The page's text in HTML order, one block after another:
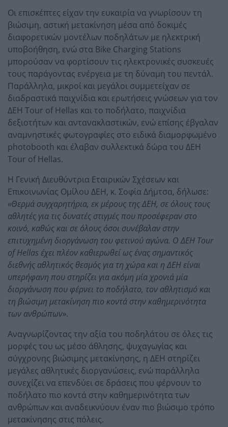
Οι επισκέπτες είχαν την ευκαιρία να γνωρίσουν τη
βιώσιμη, αστική μετακίνηση μέσα από δοκιμές
διαφορετικών μοντέλων ποδηλάτων με ηλεκτρική
υποβοήθηση, ενώ στα Bike Charging Stations
μπορούσαν να φορτίσουν τις ηλεκτρονικές συσκευές
τους παράγοντας ενέργεια με τη δύναμη του πεντάλ.
Παράλληλα, μικροί και μεγάλοι συμμετείχαν σε
διαδραστικά παιχνίδια και ερωτήσεις γνώσεων για τον
ΔΕΗ Tour of Hellas και το ποδήλατο, παιχνίδια
δεξιοτήτων και αντανακλαστικών, ενώ επίσης έβγαλαν
αναμνηστικές φωτογραφίες στο ειδικά διαμορφωμένο
photobooth και έλαβαν συλλεκτικά δώρα του ΔΕΗ
Tour of Hellas.
Η Γενική Διευθύντρια Εταιρικών Σχέσεων και
Επικοινωνίας Ομίλου ΔΕΗ, κ. Σοφία Δήμτσα, δήλωσε:
«Θερμά συγχαρητήρια, εκ μέρους της ΔΕΗ, σε όλους τους
αθλητές για τις δυνατές στιγμές που προσέφεραν στο
κοινό, καθώς και σε όλους όσοι συνέβαλαν στην
επιτυχημένη διοργάνωση του φετινού αγώνα. Ο ΔΕΗ Tour
of Hellas έχει πλέον καθιερωθεί ως ένας σημαντικός
διεθνής αθλητικός θεσμός για τη χώρα και η ΔΕΗ είναι
υπερήφανη που στηρίζει για ακόμη μία χρονιά μία
διοργάνωση που φέρνει το ποδήλατο, τον αθλητισμό και
τη βιώσιμη μετακίνηση πιο κοντά στην καθημερινότητα
των ανθρώπων».
Αναγνωρίζοντας την αξία του ποδηλάτου σε όλες τις
μορφές του ως μέσο άθλησης, ψυχαγωγίας και
σύγχρονης βιώσιμης μετακίνησης, η ΔΕΗ στηρίζει
μεγάλες αθλητικές διοργανώσεις, ενώ παράλληλα
συνεχίζει να επενδύει σε δράσεις που φέρνουν το
ποδήλατο πιο κοντά στην καθημερινότητα των
ανθρώπων και αναδεικνύουν έναν πιο βιώσιμο τρόπο
μετακίνησης στις πόλεις.